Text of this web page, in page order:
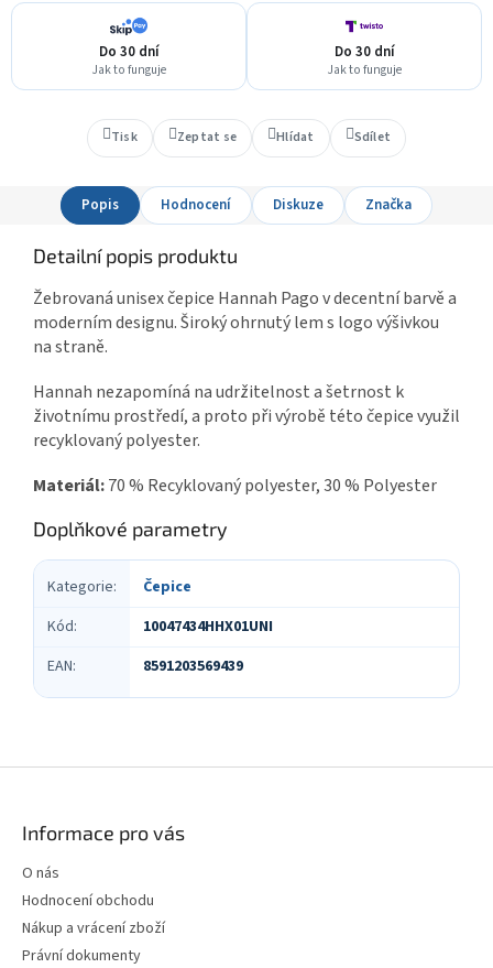
Do 30 dní
Jak to funguje
Do 30 dní
Jak to funguje
Tisk Zeptat se Hlídat Sdílet
Popis Hodnocení Diskuze Značka
Detailní popis produktu
Žebrovaná unisex čepice Hannah Pago v decentní barvě a
moderním designu. Široký ohrnutý lem s logo výšivkou
na straně.
Hannah nezapomíná na udržitelnost a šetrnost k
životnímu prostředí, a proto při výrobě této čepice využil
recyklovaný polyester.
Materiál:70 % Recyklovaný polyester, 30 % Polyester
Doplňkové parametry
Kategorie:
Čepice
Kód:
10047434HHX01UNI
EAN: 8591203569439
Informace pro vás
O nás
Hodnocení obchodu
Nákup a vrácení zboží
Právní dokumenty